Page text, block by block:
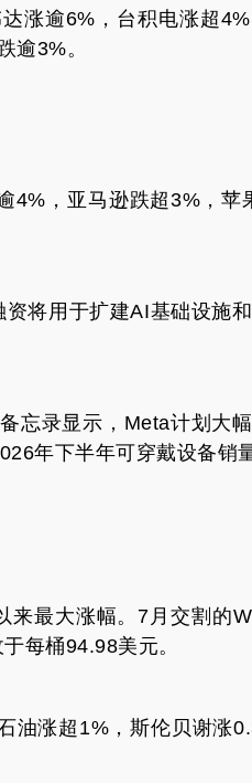
涨逾6%，台积电涨超
逾3%。
4%，亚马逊跌超3%，苹
将用于扩建AI基础设施
忘录显示，Meta计划大
年下半年可穿戴设备销
来最大涨幅。7月交割的
每桶94.98美元。
油涨超1%，斯伦贝谢涨